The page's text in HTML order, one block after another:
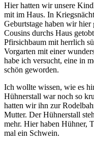
Hier hatten wir unsere
mit im Haus. In
Geburtstage haben wir
Cousins durchs Haus
Pfirsichbaum mit herrlich
Vorgarten mit einer
habe ich versucht, eine in
schön geworden.
Ich wollte wissen, wie es
Hühnerstall war noch so
hatten wir ihn zur
Mutter. Der Hühnerstall
mehr. Hier haben Hühner,
mal ein Schwein.